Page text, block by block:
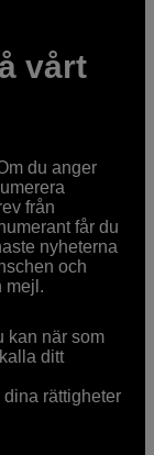
vårt
du anger
från
får du
nyheterna
och
mejl.
kan när som
ditt
rättigheter